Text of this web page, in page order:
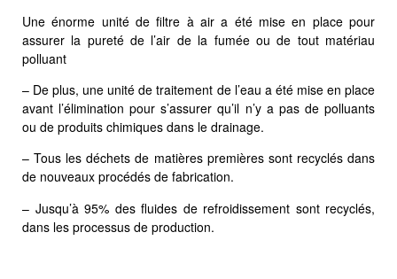
Une énorme unité de filtre à air a été mise en place pour
assurer la pureté de l’air de la fumée ou de tout matériau
polluant
– De plus, une unité de traitement de l’eau a été mise en place
avant l’élimination pour s’assurer qu’il n’y a pas de polluants
ou de produits chimiques dans le drainage.
– Tous les déchets de matières premières sont recyclés dans
de nouveaux procédés de fabrication.
– Jusqu’à 95% des fluides de refroidissement sont recyclés,
dans les processus de production.